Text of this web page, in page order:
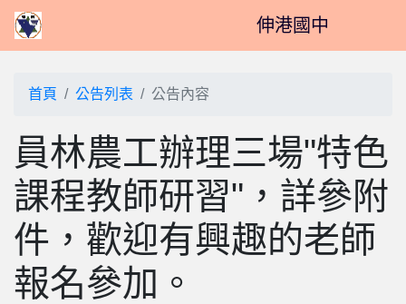
伸港國中
首頁 公告列表 公告內容
員林農工辦理三場"特色
課程教師研習"，詳參附
件，歡迎有興趣的老師
報名參加。